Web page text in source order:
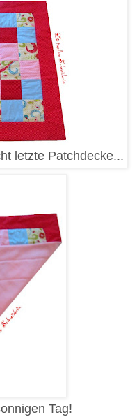
letzte Patchdecke...
Tag!